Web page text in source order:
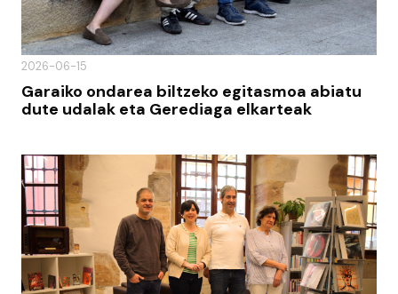
2026-06-15
Garaiko ondarea biltzeko egitasmoa abiatu
dute udalak eta Gerediaga elkarteak